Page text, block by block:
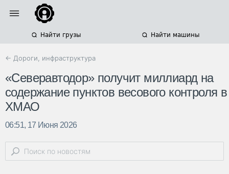
Найти грузы Найти машины
← Дороги, инфраструктура
«Северавтодор» получит миллиард на
содержание пунктов весового контроля в
ХМАО
06:51, 17 Июня 2026